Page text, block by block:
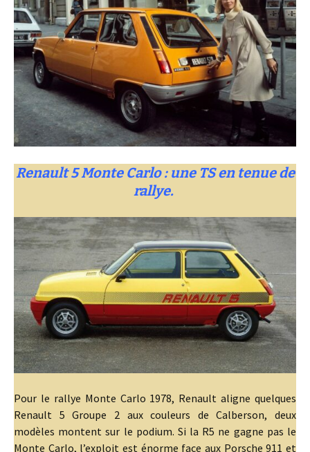
Renault 5 Monte Carlo : une TS en tenue de
rallye.
Pour le rallye Monte Carlo 1978, Renault aligne quelques
Renault 5 Groupe 2 aux couleurs de Calberson, deux
modèles montent sur le podium. Si la R5 ne gagne pas le
Monte Carlo, l’exploit est énorme face aux Porsche 911 et